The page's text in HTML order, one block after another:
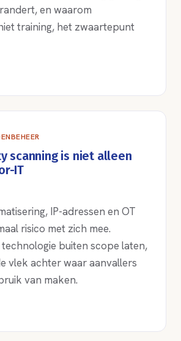
en waarom
training, het zwaartepunt
scanning is niet alleen
IT
IP-adressen en OT
risico met zich mee.
buiten scope laten,
vlek achter waar aanvallers
van maken.